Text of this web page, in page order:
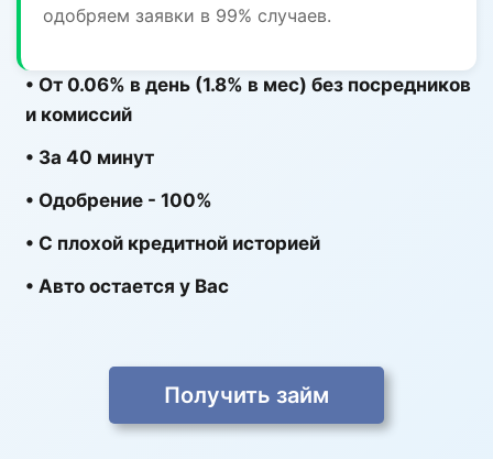
одобряем заявки в 99% случаев.
• От 0.06% в день (1.8% в мес) без посредников
и комиссий
• За 40 минут
• Одобрение - 100%
• С плохой кредитной историей
• Авто остается у Вас
Получить займ